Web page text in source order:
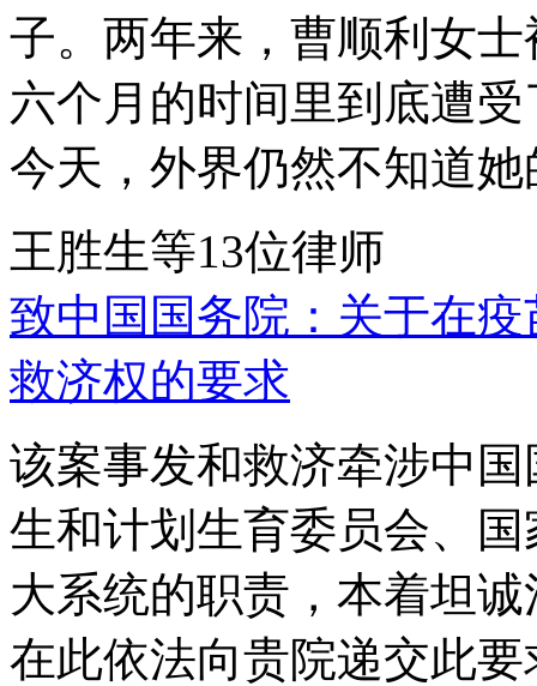
子。两年来，曹顺利女
六个月的时间里到底遭
今天，外界仍然不知道
王胜生等13位律师
致中国国务院：关于在
救济权的要求
该案事发和救济牵涉中
生和计划生育委员会、
大系统的职责，本着坦
在此依法向贵院递交此要